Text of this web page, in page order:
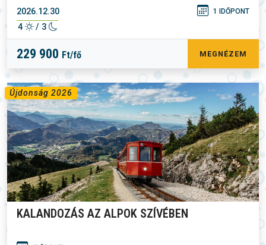
2026.12.30 1 IDŐPONT
4 / 3
229 900 Ft/fő MEGNÉZEM
Újdonság 2026
KALANDOZÁS AZ ALPOK SZÍVÉBEN